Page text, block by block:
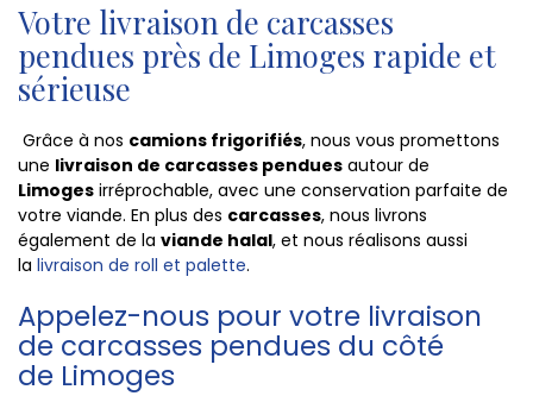
Votre livraison de carcasses
pendues près de Limoges rapide et
sérieuse
Grâce à nos camions frigorifiés, nous vous promettons
une livraison de carcasses pendues autour de
Limoges irréprochable, avec une conservation parfaite de
votre viande. En plus des carcasses, nous livrons
également de la viande halal, et nous réalisons aussi
la livraison de roll et palette.
Appelez-nous pour votre livraison
de carcasses pendues du côté
de Limoges